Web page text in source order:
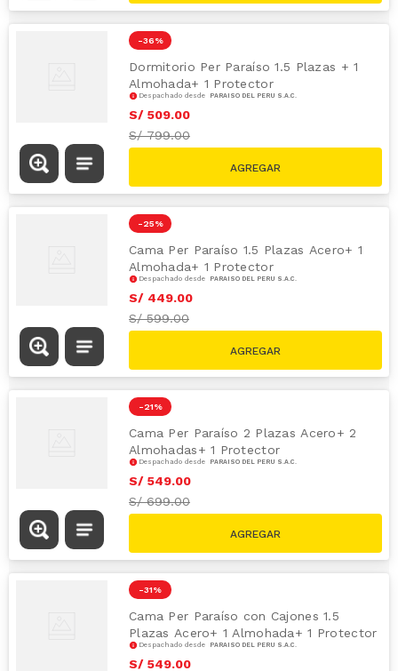
-36 %
Dormitorio Per Paraíso 1.5 Plazas + 1
Almohada+ 1 Protector
Despachado desde PARAÍSO DEL PERÚ S.A.C.
S/ 509.00
S/799.00
-25 %
Cama Per Paraíso 1.5 Plazas Acero+ 1
Almohada+ 1 Protector
Despachado desde PARAÍSO DEL PERÚ S.A.C.
S/ 449.00
S/599.00
-21 %
Cama Per Paraíso 2 Plazas Acero+ 2
Almohadas+ 1 Protector
Despachado desde PARAÍSO DEL PERÚ S.A.C.
S/ 549.00
S/699.00
-31 %
Cama Per Paraíso con Cajones 1.5
Plazas Acero+ 1 Almohada+ 1 Protector
Despachado desde PARAÍSO DEL PERÚ S.A.C.
S/ 549.00